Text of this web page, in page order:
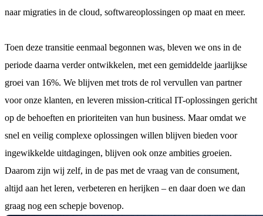
naar migraties in de cloud, softwareoplossingen op maat en meer.
Toen deze transitie eenmaal begonnen was, bleven we ons in de
periode daarna verder ontwikkelen, met een gemiddelde jaarlijkse
groei van 16%. We blijven met trots de rol vervullen van partner
voor onze klanten, en leveren mission-critical IT-oplossingen gericht
op de behoeften en prioriteiten van hun business. Maar omdat we
snel en veilig complexe oplossingen willen blijven bieden voor
ingewikkelde uitdagingen, blijven ook onze ambities groeien.
Daarom zijn wij zelf, in de pas met de vraag van de consument,
altijd aan het leren, verbeteren en herijken – en daar doen we dan
graag nog een schepje bovenop.